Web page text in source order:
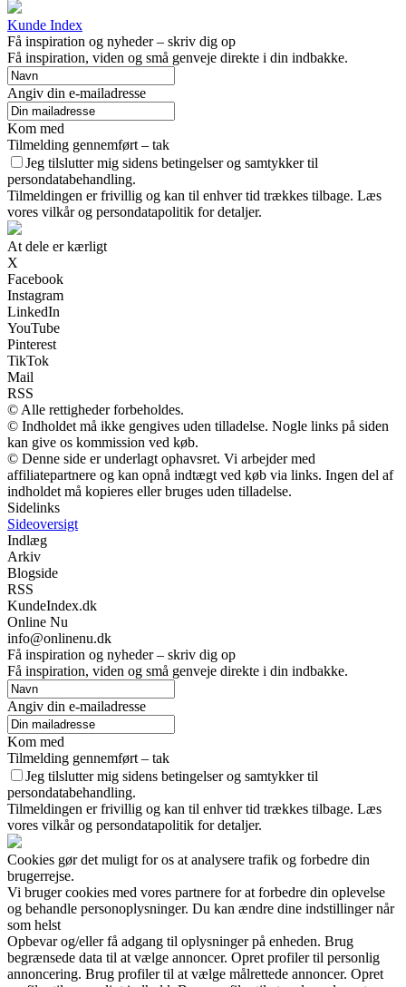
Kunde Index
Få inspiration og nyheder – skriv dig op
Få inspiration, viden og små genveje direkte i din indbakke.
Angiv din e-mailadresse
Kom med
Tilmelding gennemført – tak
Jeg tilslutter mig sidens betingelser og samtykker til
persondatabehandling.
Tilmeldingen er frivillig og kan til enhver tid trækkes tilbage. Læs
vores vilkår og persondatapolitik for detaljer.
At dele er kærligt
X
Facebook
Instagram
LinkedIn
YouTube
Pinterest
TikTok
Mail
RSS
© Alle rettigheder forbeholdes.
© Indholdet må ikke gengives uden tilladelse. Nogle links på siden
kan give os kommission ved køb.
© Denne side er underlagt ophavsret. Vi arbejder med
affiliatepartnere og kan opnå indtægt ved køb via links. Ingen del af
indholdet må kopieres eller bruges uden tilladelse.
Sidelinks
Sideoversigt
Indlæg
Arkiv
Blogside
RSS
KundeIndex.dk
Online Nu
info@onlinenu.dk
Få inspiration og nyheder – skriv dig op
Få inspiration, viden og små genveje direkte i din indbakke.
Angiv din e-mailadresse
Kom med
Tilmelding gennemført – tak
Jeg tilslutter mig sidens betingelser og samtykker til
persondatabehandling.
Tilmeldingen er frivillig og kan til enhver tid trækkes tilbage. Læs
vores vilkår og persondatapolitik for detaljer.
Cookies gør det muligt for os at analysere trafik og forbedre din
brugerrejse.
Vi bruger cookies med vores partnere for at forbedre din oplevelse
og behandle personoplysninger. Du kan ændre dine indstillinger når
som helst
Opbevar og/eller få adgang til oplysninger på enheden. Brug
begrænsede data til at vælge annoncer. Opret profiler til personlig
annoncering. Brug profiler til at vælge målrettede annoncer. Opret